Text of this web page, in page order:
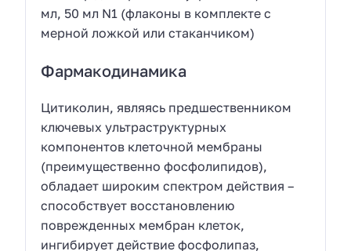
мл, 50 мл N1 (флаконы в комплекте с
мерной ложкой или стаканчиком)
Фармакодинамика
Цитиколин, являясь предшественником
ключевых ультраструктурных
компонентов клеточной мембраны
(преимущественно фосфолипидов),
обладает широким спектром действия –
способствует восстановлению
поврежденных мембран клеток,
ингибирует действие фосфолипаз,